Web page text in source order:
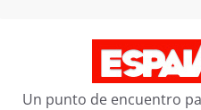
Un punto de encuentro